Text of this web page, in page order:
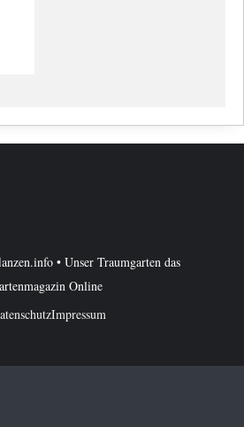
• Unser Traumgarten das
Online
Impressum